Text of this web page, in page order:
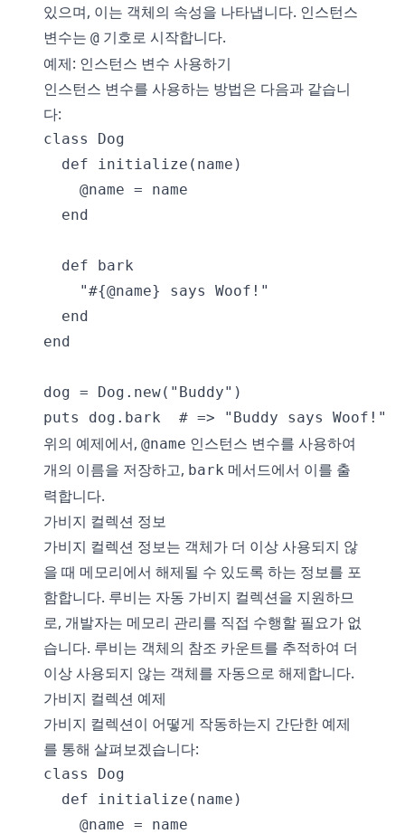
있으며, 이는 객체의 속성을 나타냅니다. 인스턴스
변수는 @ 기호로 시작합니다.
예제: 인스턴스 변수 사용하기
인스턴스 변수를 사용하는 방법은 다음과 같습니
다:
class Dog
  def initialize(name)
    @name = name
  end
  def bark
    "#{@name} says Woof!"
  end
end
dog = Dog.new("Buddy")
위의 예제에서, @name 인스턴스 변수를 사용하여
개의 이름을 저장하고, bark 메서드에서 이를 출
력합니다.
가비지 컬렉션 정보
가비지 컬렉션 정보는 객체가 더 이상 사용되지 않
을 때 메모리에서 해제될 수 있도록 하는 정보를 포
함합니다. 루비는 자동 가비지 컬렉션을 지원하므
로, 개발자는 메모리 관리를 직접 수행할 필요가 없
습니다. 루비는 객체의 참조 카운트를 추적하여 더
이상 사용되지 않는 객체를 자동으로 해제합니다.
가비지 컬렉션 예제
가비지 컬렉션이 어떻게 작동하는지 간단한 예제
를 통해 살펴보겠습니다:
class Dog
  def initialize(name)
    @name = name